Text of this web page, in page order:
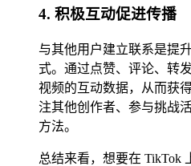
4. 积极互动促进传播
与其他用户建立联系是提
式。通过点赞、评论、转
视频的互动数据，从而获
注其他创作者、参与挑战
方法。
总结来看，想要在 TikTok